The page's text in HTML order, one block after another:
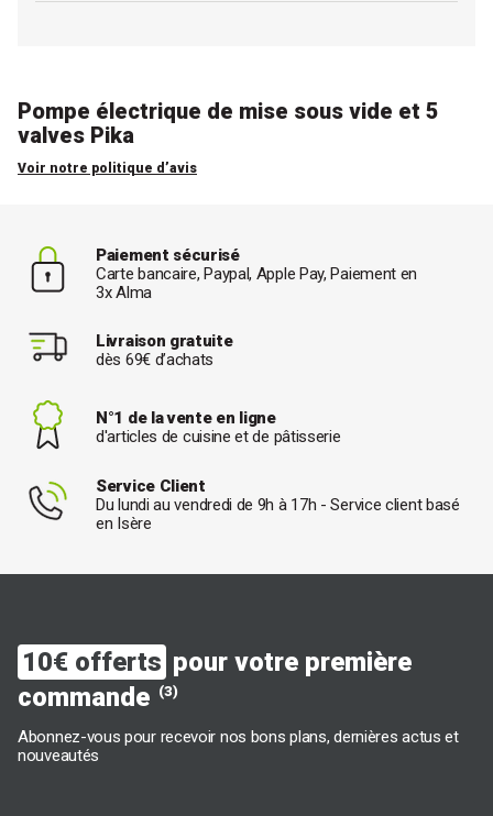
Pompe électrique de mise sous vide et 5
valves Pika
Voir notre politique d’avis
Paiement sécurisé
Carte bancaire, Paypal, Apple Pay, Paiement en
3x Alma
Livraison gratuite
dès 69€ d’achats
N°1 de la vente en ligne
d'articles de cuisine et de pâtisserie
Service Client
Du lundi au vendredi de 9h à 17h - Service client basé
en Isère
10€ offerts pour votre première
commande (3)
Abonnez-vous pour recevoir nos bons plans, dernières actus et
nouveautés